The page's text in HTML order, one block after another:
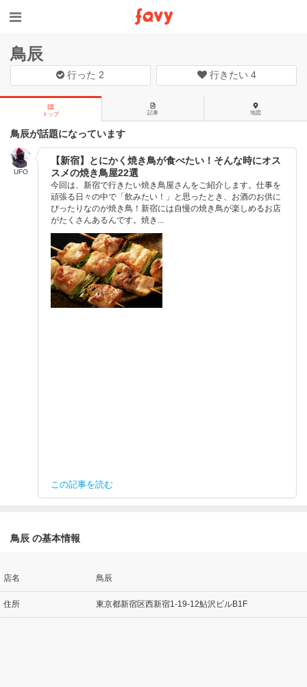
鳥辰
行った 2 行きたい 4
トップ 記事 地図
鳥辰が話題になっています
UFO
【新宿】とにかく焼き鳥が食べたい！そんな時にオス
スメの焼き鳥屋22選
今回は、新宿で行きたい焼き鳥屋さんをご紹介します。仕事を
頑張る日々の中で「飲みたい！」と思ったとき、お酒のお供に
ぴったりなのが焼き鳥！新宿には自慢の焼き鳥が楽しめるお店
がたくさんあるんです。焼き...
この記事を読む
鳥辰 の基本情報
店名 鳥辰
住所 東京都新宿区西新宿1-19-12鮎沢ビルB1F